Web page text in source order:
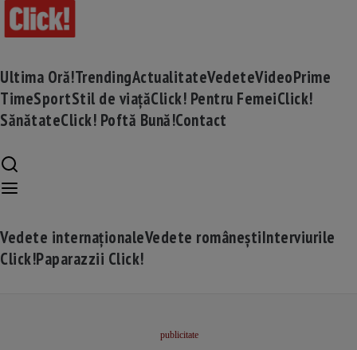
Ultima Oră!TrendingActualitateVedeteVideoPrime
TimeSportStil de viațăClick! Pentru FemeiClick!
SănătateClick! Poftă Bună!Contact
Vedete internaționaleVedete româneștiInterviurile
Click!Paparazzii Click!